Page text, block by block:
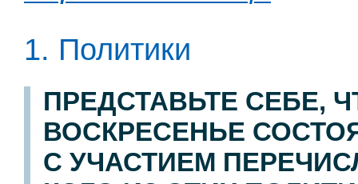
1. Политики
ПРЕДСТАВЬТЕ СЕБЕ,
ВОСКРЕСЕНЬЕ
С УЧАСТИЕМ